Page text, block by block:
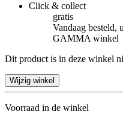
Click & collect
gratis
Vandaag besteld,
GAMMA winkel
Dit product is in deze winkel
Wijzig winkel
Voorraad in de winkel